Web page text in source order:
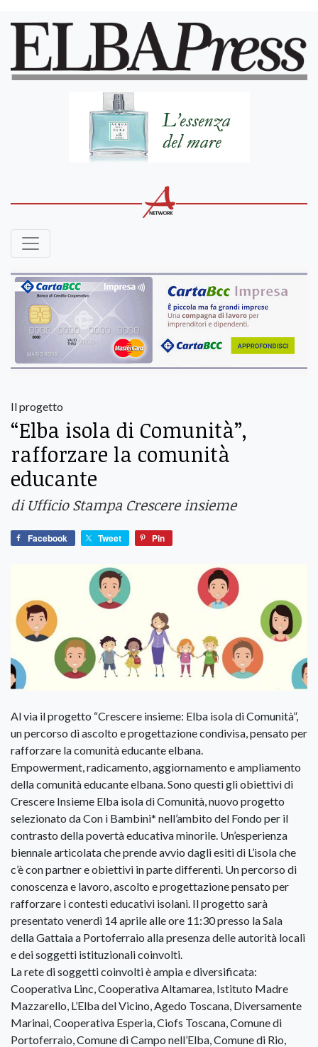
Il progetto
“Elba isola di Comunità”,
rafforzare la comunità
educante
di Ufficio Stampa Crescere insieme
Facebook Tweet Pin
Al via il progetto “Crescere insieme: Elba isola di Comunità”,
un percorso di ascolto e progettazione condivisa, pensato per
rafforzare la comunità educante elbana.
Empowerment, radicamento, aggiornamento e ampliamento
della comunità educante elbana. Sono questi gli obiettivi di
Crescere Insieme Elba isola di Comunità, nuovo progetto
selezionato da Con i Bambini* nell’ambito del Fondo per il
contrasto della povertà educativa minorile. Un’esperienza
biennale articolata che prende avvio dagli esiti di L’isola che
c’è con partner e obiettivi in parte differenti. Un percorso di
conoscenza e lavoro, ascolto e progettazione pensato per
rafforzare i contesti educativi isolani. Il progetto sarà
presentato venerdì 14 aprile alle ore 11:30 presso la Sala
della Gattaia a Portoferraio alla presenza delle autorità locali
e dei soggetti istituzionali coinvolti.
La rete di soggetti coinvolti è ampia e diversificata:
Cooperativa Linc, Cooperativa Altamarea, Istituto Madre
Mazzarello, L’Elba del Vicino, Agedo Toscana, Diversamente
Marinai, Cooperativa Esperia, Ciofs Toscana, Comune di
Portoferraio, Comune di Campo nell’Elba, Comune di Rio,